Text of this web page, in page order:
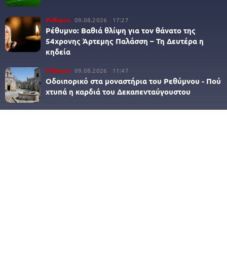
Ρέθυμνο 09.08.2026 17:27
Ρέθυμνο: Βαθιά θλίψη για τον θάνατο της
54χρονης Άρτεμης Παλάσση – Τη Δευτέρα η
κηδεία
Ρέθυμνο 09.08.2026 11:47
Οδοιπορικό στα μοναστήρια του Ρεθύμνου - Πού
χτυπά η καρδιά του Δεκαπενταύγουστου